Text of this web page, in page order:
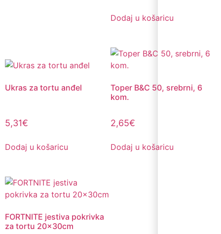
Dodaj u košaricu
Ukras za tortu anđel
5,31€
Dodaj u košaricu
Toper B&C 50, srebrni, 6
kom.
2,65€
Dodaj u košaricu
FORTNITE jestiva pokrivka
za tortu 20x30cm